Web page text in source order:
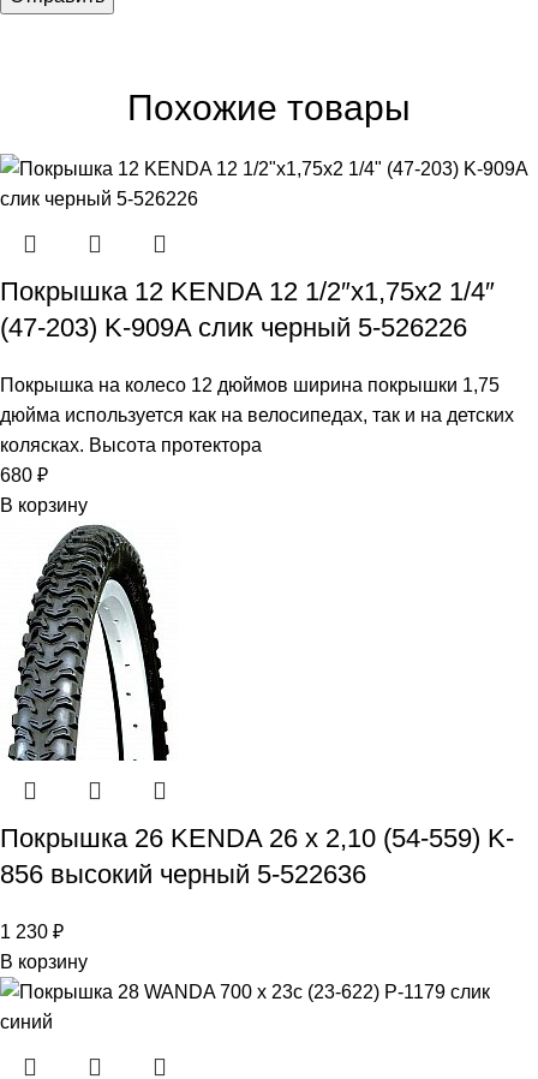
Похожие товары
Покрышка 12 KENDA 12 1/2″х1,75х2 1/4″
(47-203) K-909A слик черный 5-526226
Покрышка на колесо 12 дюймов ширина покрышки 1,75
дюйма используется как на велосипедах, так и на детских
колясках. Высота протектора
680 ₽
В корзину
Покрышка 26 KENDA 26 x 2,10 (54-559) K-
856 высокий черный 5-522636
1 230 ₽
В корзину